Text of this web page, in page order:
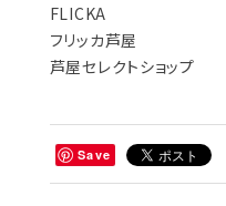
FLICKA
フリッカ芦屋
芦屋セレクトショップ
Save